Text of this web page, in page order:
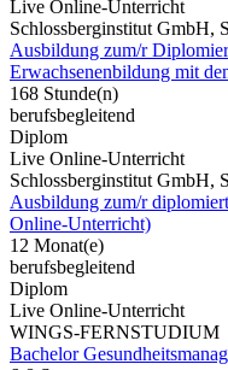
Live Online-Unterricht
Schlossberginstitut GmbH,
Ausbildung zum/r
Erwachsenenbildung mit
168 Stunde(n)
berufsbegleitend
Diplom
Live Online-Unterricht
Schlossberginstitut GmbH,
Ausbildung zum/r
Online-Unterricht)
12 Monat(e)
berufsbegleitend
Diplom
Live Online-Unterricht
WINGS-FERNSTUDIUM
Bachelor